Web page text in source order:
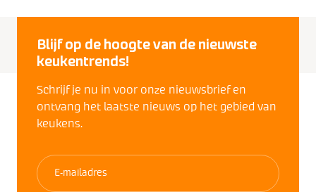
Blijf op de hoogte van de nieuwste
keukentrends!
Schrijf je nu in voor onze nieuwsbrief en
ontvang het laatste nieuws op het gebied van
keukens.